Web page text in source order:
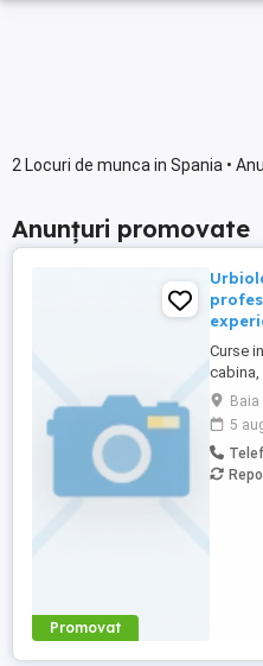
2 Locuri de munca in Spania •
Anunțuri promovate
Promovat
Curse
cabina,
2700
0,06
100
pentru
luni
5